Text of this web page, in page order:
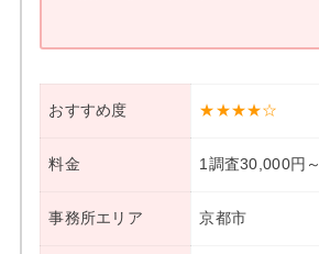
おすすめ度 ★★★★☆
料金 1調査30,000円～
事務所エリア 京都市